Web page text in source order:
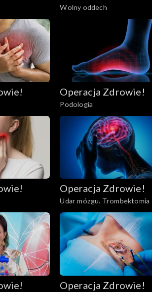
Wolny oddech
Operacja Zdrowie!
Podologia
Operacja Zdrowie!
Udar mózgu. Trombektomia
Operacja Zdrowie!